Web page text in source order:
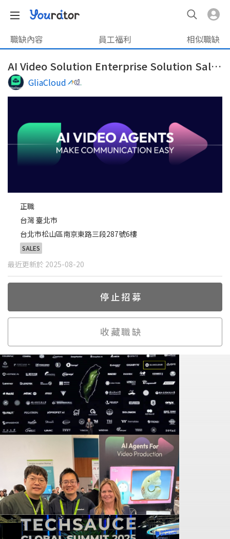
職缺內容 員工福利 相似職缺
AI Video Solution Enterprise Solution Sales (Thailand)/ AI影片企業方案業務(泰國市場)
GliaCloud
正職
台灣 臺北市
台北市松山區南京東路三段287號6樓
SALES
最近更新於 2025-08-20
停止招募
收藏職缺